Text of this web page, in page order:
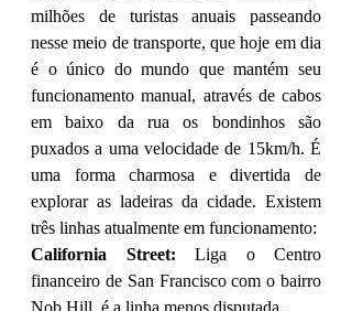
milhões de turistas anuais passeando
nesse meio de transporte, que hoje em dia
é o único do mundo que mantém seu
funcionamento manual, através de cabos
em baixo da rua os bondinhos são
puxados a uma velocidade de 15km/h. É
uma forma charmosa e divertida de
explorar as ladeiras da cidade. Existem
três linhas atualmente em funcionamento:
California Street: Liga o Centro
financeiro de San Francisco com o bairro
Nob Hill, é a linha menos disputada.